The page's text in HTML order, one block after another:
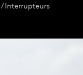
Interrupteurs